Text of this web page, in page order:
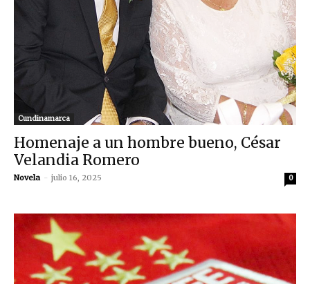
Cundinamarca
Homenaje a un hombre bueno, César
Velandia Romero
Novela - julio 16, 2025 0